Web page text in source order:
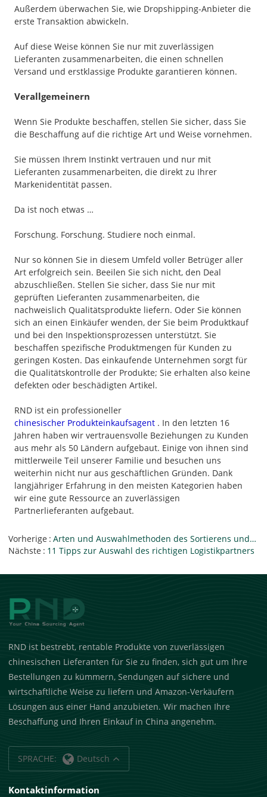
Außerdem überwachen Sie, wie Dropshipping-Anbieter die
erste Transaktion abwickeln.
Auf diese Weise können Sie nur mit zuverlässigen
Lieferanten zusammenarbeiten, die einen schnellen
Versand und erstklassige Produkte garantieren können.
Verallgemeinern
Wenn Sie Produkte beschaffen, stellen Sie sicher, dass Sie
die Beschaffung auf die richtige Art und Weise vornehmen.
Sie müssen Ihrem Instinkt vertrauen und nur mit
Lieferanten zusammenarbeiten, die direkt zu Ihrer
Markenidentität passen.
Da ist noch etwas …
Forschung. Forschung. Studiere noch einmal.
Nur so können Sie in diesem Umfeld voller Betrüger aller
Art erfolgreich sein. Beeilen Sie sich nicht, den Deal
abzuschließen. Stellen Sie sicher, dass Sie nur mit
geprüften Lieferanten zusammenarbeiten, die
nachweislich Qualitätsprodukte liefern. Oder Sie können
sich an einen Einkäufer wenden, der Sie beim Produktkauf
und bei den Inspektionsprozessen unterstützt. Sie
beschaffen spezifische Produktmengen für Kunden zu
geringen Kosten. Das einkaufende Unternehmen sorgt für
die Qualitätskontrolle der Produkte; Sie erhalten also keine
defekten oder beschädigten Artikel.
RND ist ein professioneller
chinesischer Produkteinkaufsagent . In den letzten 16
Jahren haben wir vertrauensvolle Beziehungen zu Kunden
aus mehr als 50 Ländern aufgebaut. Einige von ihnen sind
mittlerweile Teil unserer Familie und besuchen uns
weiterhin nicht nur aus geschäftlichen Gründen. Dank
langjähriger Erfahrung in den meisten Kategorien haben
wir eine gute Ressource an zuverlässigen
Partnerlieferanten aufgebaut.
Vorherige
Arten und Auswahlmethoden des Sortierens und Verpackens
Nächste
11 Tipps zur Auswahl des richtigen Logistikpartners
RND ist bestrebt, rentable Produkte von zuverlässigen
chinesischen Lieferanten für Sie zu finden, sich gut um Ihre
Bestellungen zu kümmern, Sendungen auf sichere und
wirtschaftliche Weise zu liefern und Amazon-Verkäufern
Lösungen aus einer Hand anzubieten. Wir machen Ihre
Beschaffung und Ihren Einkauf in China angenehm.
SPRACHE: Deutsch
Kontaktinformation